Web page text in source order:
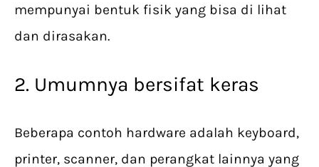
mempunyai bentuk fisik yang bisa di lihat
dan dirasakan.
2. Umumnya bersifat keras
Beberapa contoh hardware adalah keyboard,
printer, scanner, dan perangkat lainnya yang